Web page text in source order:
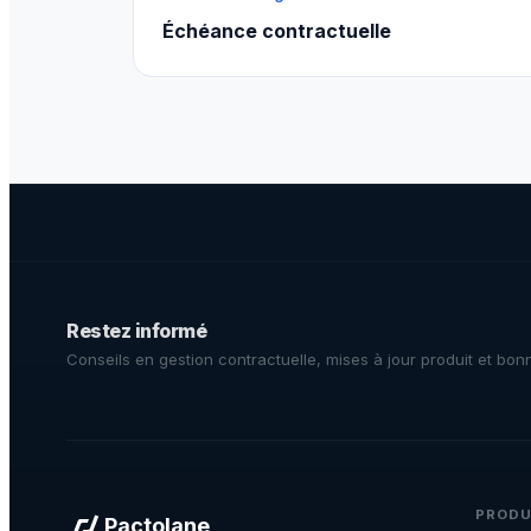
Échéance contractuelle
Restez informé
Conseils en gestion contractuelle, mises à jour produit et
Pactolane